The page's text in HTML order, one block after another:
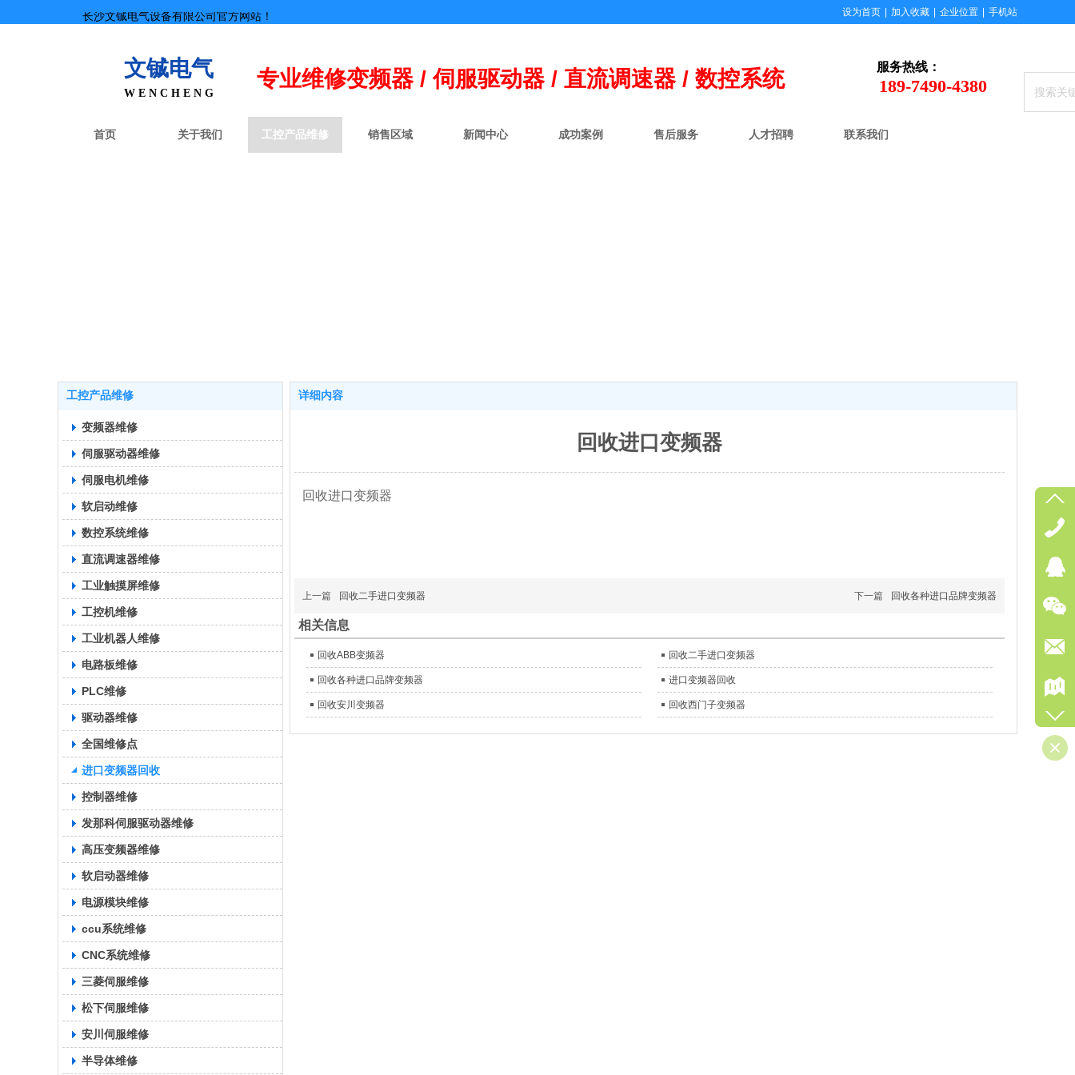
服务热线：
189-7490-4380
专业维修变频器 / 伺服驱动器 / 直流调速器 / 数控系统
长沙文铖电气设备有限公司官方网站！
文铖电气
W E N C H E N G
首页 关于我们 工控产品维修 销售区域 新闻中心 成功案例 售后服务 人才招聘 联系我们
设为首页 加入收藏 企业位置 手机站
工控产品维修
变频器维修
伺服驱动器维修
伺服电机维修
软启动维修
数控系统维修
直流调速器维修
工业触摸屏维修
工控机维修
工业机器人维修
电路板维修
PLC维修
驱动器维修
全国维修点
进口变频器回收
控制器维修
发那科伺服驱动器维修
高压变频器维修
软启动器维修
电源模块维修
ccu系统维修
CNC系统维修
三菱伺服维修
松下伺服维修
安川伺服维修
半导体维修
详细内容
回收进口变频器
回收进口变频器
上一篇 回收二手进口变频器 下一篇 回收各种进口品牌变频器
相关信息
回收ABB变频器 回收二手进口变频器
回收各种进口品牌变频器 进口变频器回收
回收安川变频器 回收西门子变频器